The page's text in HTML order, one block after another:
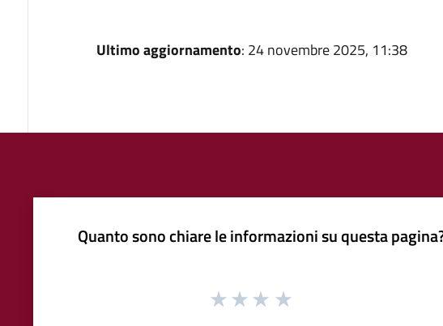
Ultimo aggiornamento: 24 novembre 2025, 11:38
Quanto sono chiare le informazioni su questa